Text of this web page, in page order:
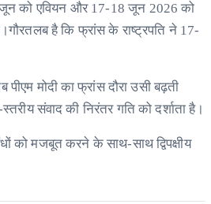
को एवियन और 17-18 जून 2026 को
है कि फ्रांस के राष्ट्रपति ने 17-
मोदी का फ्रांस दौरा उसी बढ़ती
संवाद की निरंतर गति को दर्शाता है।
को मजबूत करने के साथ-साथ द्विपक्षीय